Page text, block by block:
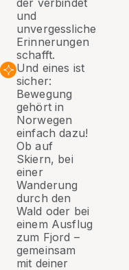
der verbindet
und
unvergessliche
Erinnerungen
schafft.
Und eines ist
sicher:
Bewegung
gehört in
Norwegen
einfach dazu!
Ob auf
Skiern, bei
einer
Wanderung
durch den
Wald oder bei
einem Ausflug
zum Fjord –
gemeinsam
mit deiner